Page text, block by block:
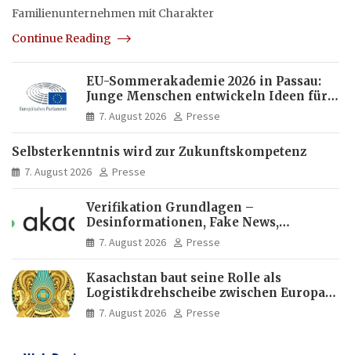
Familienunternehmen mit Charakter
Continue Reading
EU-Sommerakademie 2026 in Passau:
Junge Menschen entwickeln Ideen für
Europas Zukunft
7. August 2026 Presse
Selbsterkenntnis wird zur Zukunftskompetenz
7. August 2026 Presse
Verifikation Grundlagen –
Desinformationen, Fake News,
manipulierte Inhalte | dpa-Akademie
7. August 2026 Presse
Kasachstan baut seine Rolle als
Logistikdrehscheibe zwischen Europa
und Asien aus
7. August 2026 Presse